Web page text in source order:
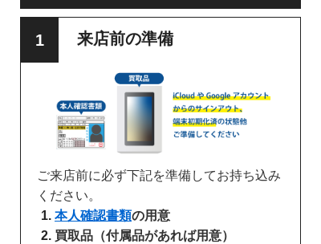
来店前の準備
ご来店前に必ず下記を準備してお持ち込み
ください。
本人確認書類の用意
買取品（付属品があれば用意）